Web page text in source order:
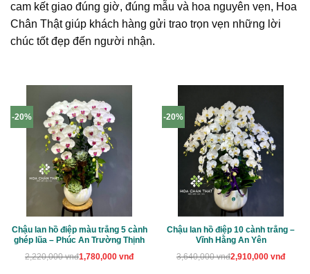
cam kết giao đúng giờ, đúng mẫu và hoa nguyên vẹn, Hoa
Chân Thật giúp khách hàng gửi trao trọn vẹn những lời
chúc tốt đẹp đến người nhận.
-20%
Chậu lan hồ điệp màu trắng 5 cành
ghép lũa – Phúc An Trường Thịnh
2,220,000vnđGiá
1,780,000 vnđ
Giá
-20%
Chậu lan hồ điệp 10 cành trắng –
Vĩnh Hằng An Yên
3,640,000vnđGiá
2,910,000 vnđ
Giá